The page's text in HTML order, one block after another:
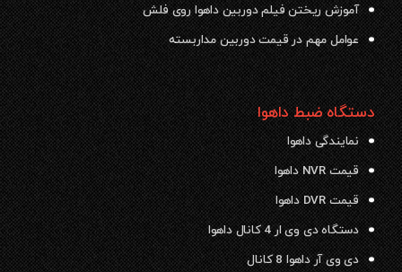
آموزش ریختن فیلم دوربین داهوا روی فلش
عوامل مهم در قیمت دوربین مداربسته
دستگاه ضبط داهوا
نمایندگی داهوا
قیمت NVR داهوا
قیمت DVR داهوا
دستگاه دی وی ار 4 کانال داهوا
دی وی آر داهوا 8 کانال